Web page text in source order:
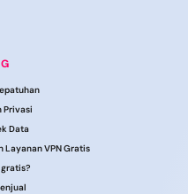
Privasi
Data
Layanan VPN Gratis